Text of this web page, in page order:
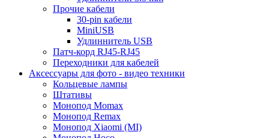
Прочие кабели
30-pin кабели
MiniUSB
Удлиннитель USB
Патч-корд RJ45-RJ45
Переходники для кабелей
Аксессуары для фото - видео техники
Кольцевые лампы
Штативы
Монопод Momax
Монопод Remax
Монопод Xiaomi (MI)